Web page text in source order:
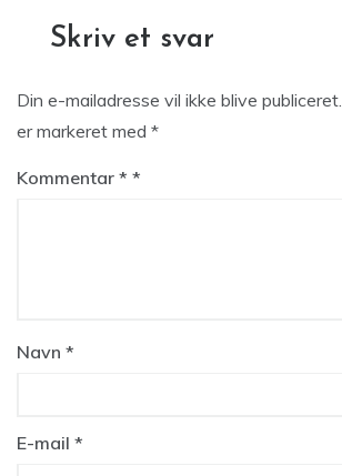
Skriv et svar
Din e-mailadresse vil ikke blive publiceret.
er markeret med *
Kommentar *
Navn *
E-mail *